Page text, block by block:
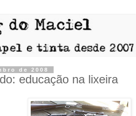
de 2008
educação na lixeira